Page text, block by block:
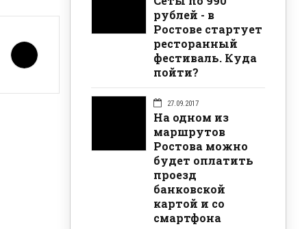
рублей - в
Ростове стартует
ресторанный
фестиваль. Куда
пойти?
27.09.2017
На одном из
маршрутов
Ростова можно
будет оплатить
проезд
банковской
картой и со
смартфона